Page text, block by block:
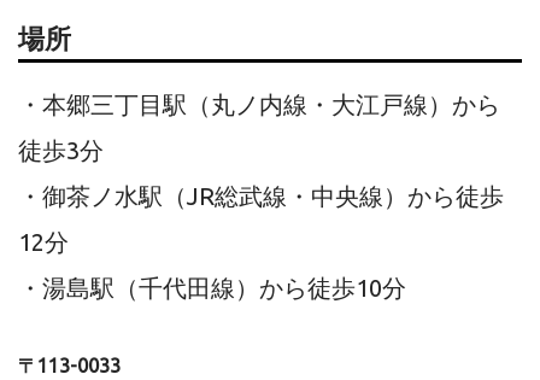
場所
・本郷三丁目駅（丸ノ内線・大江戸線）から
徒歩3分
・御茶ノ水駅（JR総武線・中央線）から徒歩
12分
・湯島駅（千代田線）から徒歩10分
〒113-0033